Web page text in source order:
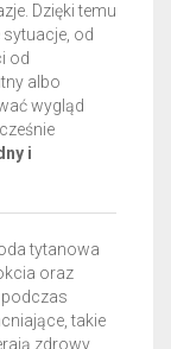
Dzięki temu
od
od
albo
wygląd
i
tytanowa
oraz
takie
zdrowy